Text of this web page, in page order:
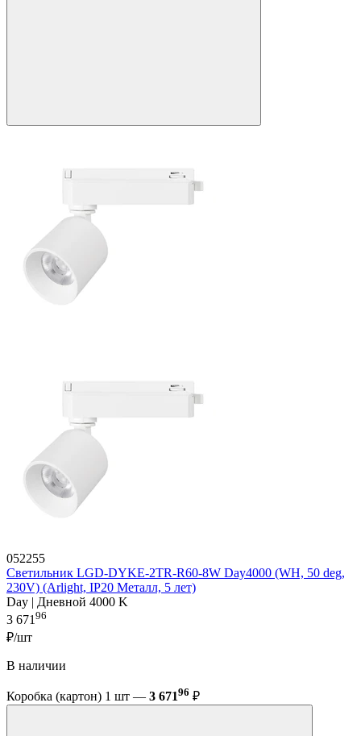
052255
Светильник LGD-DYKE-2TR-R60-8W Day4000 (WH, 50 deg,
230V) (Arlight, IP20 Металл, 5 лет)
Day | Дневной 4000 K
3 67196
₽/шт
В наличии
Коробка (картон) 1 шт — 3 67196 ₽